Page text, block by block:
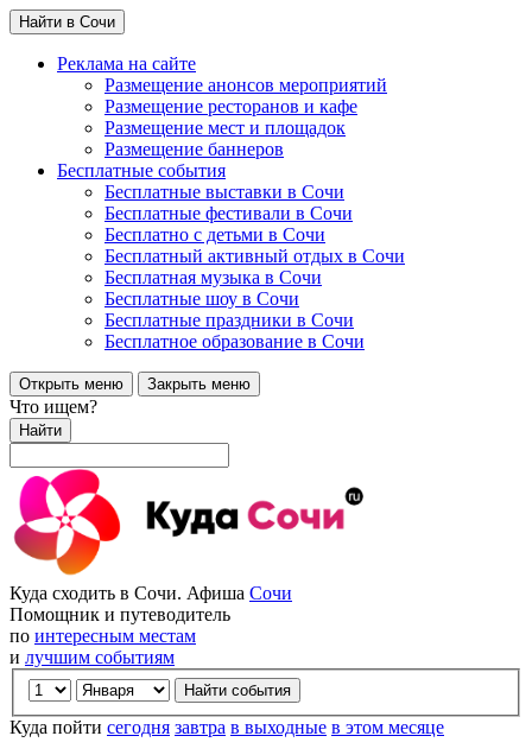
Найти в Сочи
Реклама на сайте
Размещение анонсов мероприятий
Размещение ресторанов и кафе
Размещение мест и площадок
Размещение баннеров
Бесплатные события
Бесплатные выставки в Сочи
Бесплатные фестивали в Сочи
Бесплатно с детьми в Сочи
Бесплатный активный отдых в Сочи
Бесплатная музыка в Сочи
Бесплатные шоу в Сочи
Бесплатные праздники в Сочи
Бесплатное образование в Сочи
Открыть меню Закрыть меню
Что ищем?
Найти
Куда сходить в Сочи. Афиша Сочи
Помощник и путеводитель
по интересным местам
и лучшим событиям
Куда пойти сегодня завтра в выходные в этом месяце